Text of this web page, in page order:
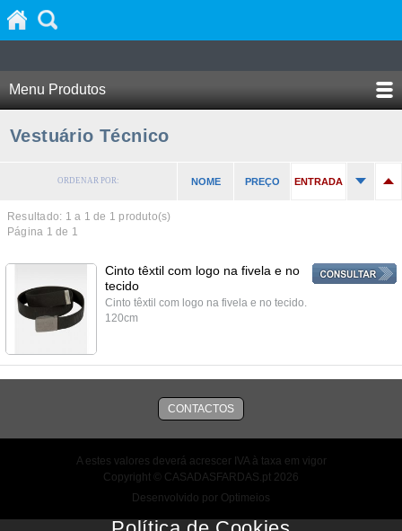
Menu Produtos
Vestuário Técnico
ORDENAR POR: NOME PREÇO ENTRADA
Resultado: 1 a 1 de 1 produto(s)
Página 1 de 1
Cinto têxtil com logo na fivela e no
tecido
Cinto têxtil com logo na fivela e no tecido.
120cm
CONTACTOS
A estes valores deverá acrescer IVA à taxa em vigor
Copyright © CASADASFARDAS.pt 2026
Desenvolvido por Optimeios